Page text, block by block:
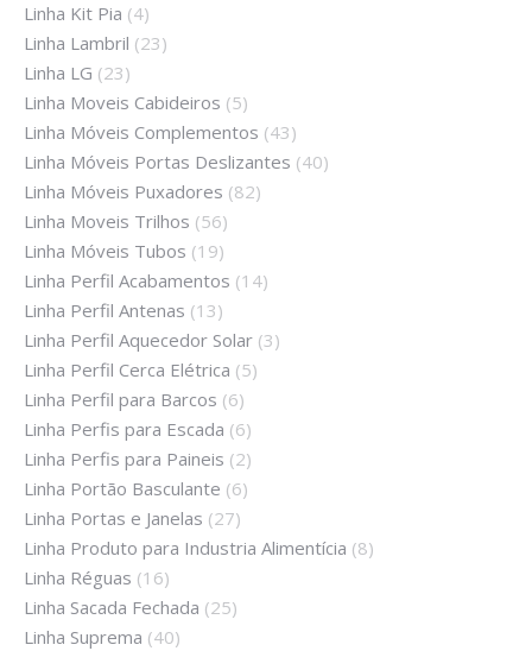
Linha Kit Pia (4)
Linha Lambril (23)
Linha LG (23)
Linha Moveis Cabideiros (5)
Linha Móveis Complementos (43)
Linha Móveis Portas Deslizantes (40)
Linha Móveis Puxadores (82)
Linha Moveis Trilhos (56)
Linha Móveis Tubos (19)
Linha Perfil Acabamentos (14)
Linha Perfil Antenas (13)
Linha Perfil Aquecedor Solar (3)
Linha Perfil Cerca Elétrica (5)
Linha Perfil para Barcos (6)
Linha Perfis para Escada (6)
Linha Perfis para Paineis (2)
Linha Portão Basculante (6)
Linha Portas e Janelas (27)
Linha Produto para Industria Alimentícia (8)
Linha Réguas (16)
Linha Sacada Fechada (25)
Linha Suprema (40)